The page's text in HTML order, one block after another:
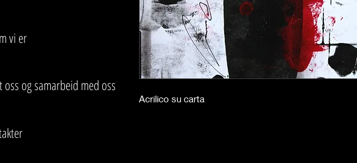
Acrilico su carta
vi er
oss og samarbeid med oss